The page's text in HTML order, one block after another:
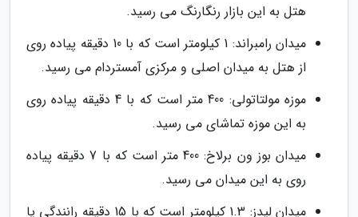
هتل به این بازار رنگارنگ می رسید.
میدان رامبراند: 1 کیلومتر است که با 10 دقیقه پیاده روی
از هتل به میدان اصلی و مرکزی آمستردام می رسید.
موزه مولتاتولی: 400 متر است که با 4 دقیقه پیاده روی
به این موزه تماشای می رسید.
میدان بوز ون برلاخ: 400 متر است که با 7 دقیقه پیاده
روی به این میدان می رسید.
میدان لیدز: 1.3 کیلومتر است که با 15 دقیقه رانندگی یا